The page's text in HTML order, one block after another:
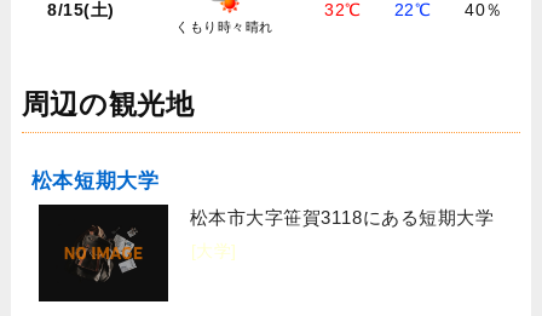
8/15(土)
くもり時々晴れ
32℃ 22℃ 40％
周辺の観光地
松本短期大学
松本市大字笹賀3118にある短期大学
[大学]